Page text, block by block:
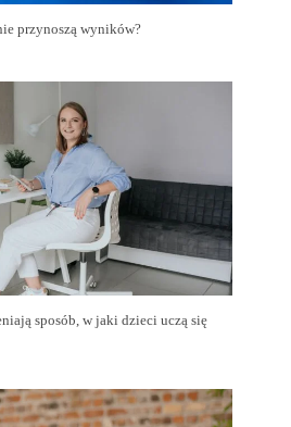
przynoszą wyników?
sposób, w jaki dzieci uczą się